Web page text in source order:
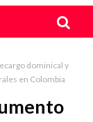
dominical y
en Colombia